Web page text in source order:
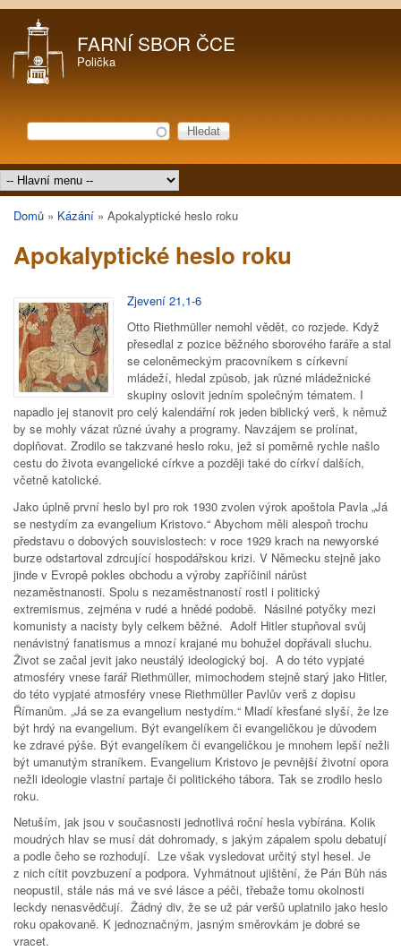
FARNÍ SBOR ČCE
Polička
Vyhledávání
Hledat
Hlavní menu
Jste zde
Domů » Kázání » Apokalyptické heslo roku
Apokalyptické heslo roku
Zjevení 21,1-6
Otto Riethmüller nemohl vědět, co rozjede. Když
přesedlal z pozice běžného sborového faráře a stal
se celoněmeckým pracovníkem s církevní
mládeží, hledal způsob, jak různé mládežnické
skupiny oslovit jedním společným tématem. I
napadlo jej stanovit pro celý kalendářní rok jeden biblický verš, k němuž
by se mohly vázat různé úvahy a programy. Navzájem se prolínat,
doplňovat. Zrodilo se takzvané heslo roku, jež si poměrně rychle našlo
cestu do života evangelické církve a později také do církví dalších,
včetně katolické.
Jako úplně první heslo byl pro rok 1930 zvolen výrok apoštola Pavla „Já
se nestydím za evangelium Kristovo.“ Abychom měli alespoň trochu
představu o dobových souvislostech: v roce 1929 krach na newyorské
burze odstartoval zdrcující hospodářskou krizi. V Německu stejně jako
jinde v Evropě pokles obchodu a výroby zapříčinil nárůst
nezaměstnanosti. Spolu s nezaměstnaností rostl i politický
extremismus, zejména v rudé a hnědé podobě. Násilné potyčky mezi
komunisty a nacisty byly celkem běžné. Adolf Hitler stupňoval svůj
nenávistný fanatismus a mnozí krajané mu bohužel dopřávali sluchu.
Život se začal jevit jako neustálý ideologický boj. A do této vypjaté
atmosféry vnese farář Riethmüller, mimochodem stejně starý jako Hitler,
do této vypjaté atmosféry vnese Riethmüller Pavlův verš z dopisu
Římanům. „Já se za evangelium nestydím.“ Mladí křesťané slyší, že lze
být hrdý na evangelium. Být evangelíkem či evangeličkou je důvodem
ke zdravé pýše. Být evangelíkem či evangeličkou je mnohem lepší nežli
být umanutým straníkem. Evangelium Kristovo je pevnější životní opora
nežli ideologie vlastní partaje či politického tábora. Tak se zrodilo heslo
roku.
Netuším, jak jsou v současnosti jednotlivá roční hesla vybírána. Kolik
moudrých hlav se musí dát dohromady, s jakým zápalem spolu debatují
a podle čeho se rozhodují. Lze však vysledovat určitý styl hesel. Je
z nich cítit povzbuzení a podpora. Vyhmátnout ujištění, že Pán Bůh nás
neopustil, stále nás má ve své lásce a péči, třebaže tomu okolnosti
leckdy nenasvědčují. Žádný div, že se už pár veršů uplatnilo jako heslo
roku opakovaně. K jednoznačným, jasným směrovkám je dobré se
vracet.